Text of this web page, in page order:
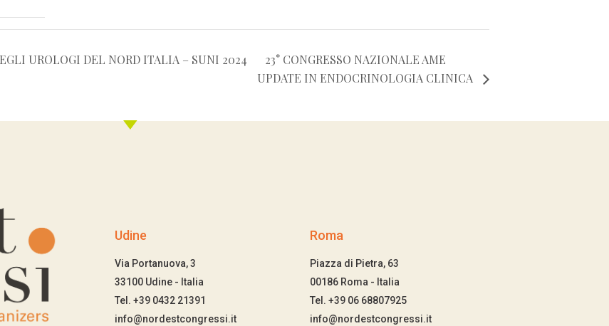
UROLOGI DEL NORD ITALIA – SUNI 2024
23° CONGRESSO NAZIONALE AME
UPDATE IN ENDOCRINOLOGIA CLINICA
Udine
Via Portanuova, 3
33100 Udine - Italia
Tel. +39 0432 21391
info@nordestcongressi.it
Roma
Piazza di Pietra, 63
00186 Roma - Italia
Tel. +39 06 68807925
info@nordestcongressi.it